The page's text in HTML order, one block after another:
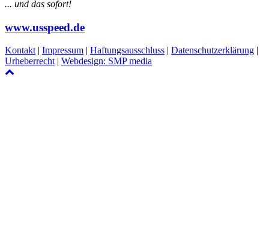
... und das sofort!
www.usspeed.de
Kontakt | Impressum | Haftungsausschluss | Datenschutzerklärung |
Urheberrecht | Webdesign: SMP media